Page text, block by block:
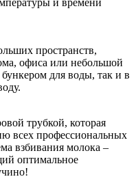
и времени
пространств,
офиса или небольшой
для воды, так и в
трубкой, которая
всех профессиональных
взбивания молока –
оптимальное